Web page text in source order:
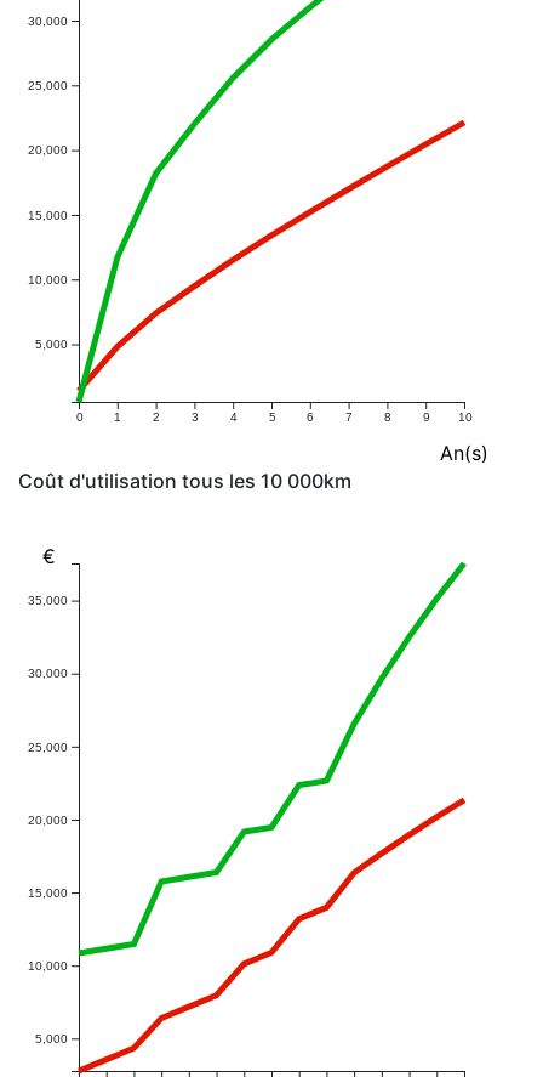
0 1 2 3 4 5 6 7 8 9 10
5,000
10,000
15,000
20,000
25,000
30,000
An(s)
Coût d'utilisation tous les 10 000km
5,000
10,000
15,000
20,000
25,000
30,000
35,000
€